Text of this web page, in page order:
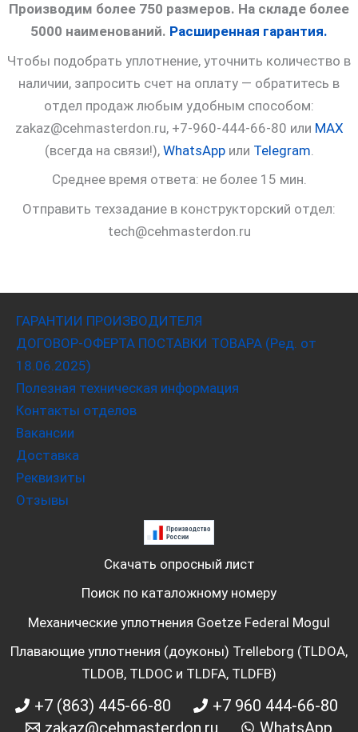
Производим более 750 размеров. На складе более
5000 наименований. Расширенная гарантия.
Чтобы подобрать уплотнение, уточнить количество в
наличии, запросить счет на оплату — обратитесь в
отдел продаж любым удобным способом:
zakaz@cehmasterdon.ru, +7-960-444-66-80 или MAX
(всегда на связи!), WhatsAppили Telegram
Среднее время ответа: не более 15 мин.
Отправить техзадание в конструкторский отдел:
tech@cehmasterdon.ru
ГАРАНТИИ ПРОИЗВОДИТЕЛЯ
ДОГОВОР-ОФЕРТА ПОСТАВКИ ТОВАРА (Ред. от
18.06.2025)
Полезная техническая информация
Контакты отделов
Вакансии
Доставка
Реквизиты
Отзывы
Скачать опросный лист
Поиск по каталожному номеру
Механические уплотнения Goetze Federal Mogul
Плавающие уплотнения (доуконы) Trelleborg (TLDOA,
TLDOB, TLDOC и TLDFA, TLDFB)
+7 (863) 445-66-80
+7 960 444-66-80
zakaz@cehmasterdon.ru
WhatsApp